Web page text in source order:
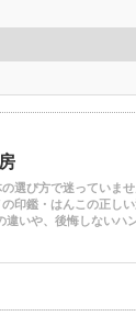
選び方で迷っていま
印鑑・はんこの正し
違いや、後悔しないハ